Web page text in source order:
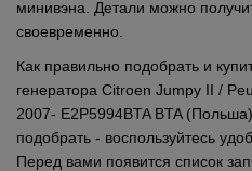
минивэна. Детали можно
своевременно.
Как правильно подобрать и
генератора Citroen Jumpy II /
2007- E2P5994BTA BTA
подобрать - воспользуйтесь
Перед вами появится список